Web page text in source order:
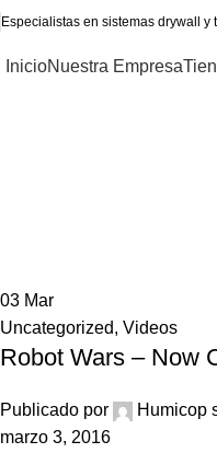
Especialistas en sistemas drywall y
InicioNuestra Empresa
03 Mar
Uncategorized, Videos
Robot Wars – Now
Publicado por
Humicop
marzo 3, 2016